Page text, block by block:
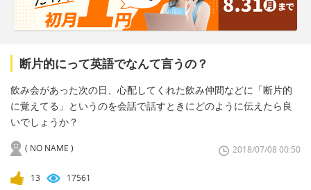
断片的にって英語でなんて言うの？
飲み会があった次の日、心配してくれた飲み仲間などに「断片的
に覚えてる」というのを会話で話すときにどのように伝えたら良
いでしょうか？
( NO NAME ) 2018/07/08 00:50
13 17561